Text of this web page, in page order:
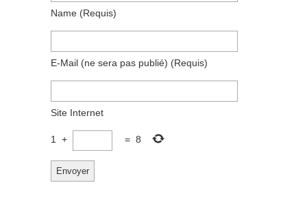
Name (requis)
E-Mail (ne sera pas publié) (requis)
Site Internet
1 + = 8